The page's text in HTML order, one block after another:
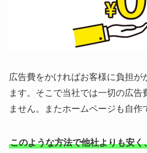
広告費をかければお客様に負担が
ます。そこで当社では一切の広告
ません。またホームページも自作
このような方法で他社よりも安く